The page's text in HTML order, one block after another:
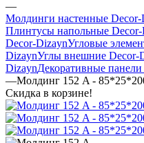
—
Молдинги настенные Decor-
Плинтусы напольные Decor-
Decor-DizaynУгловые
DizaynУглы внешние Decor-
DizaynДекоративные
—Молдинг 152 A -
Скидка в корзине!